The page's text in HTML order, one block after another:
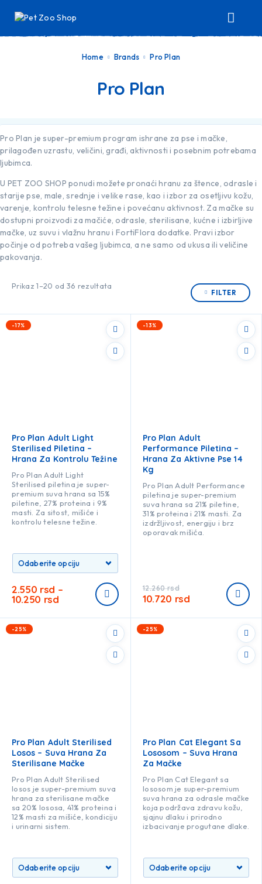
Home Brands Pro Plan
Pro Plan
Pro Plan je super-premium program ishrane za pse i mačke,
prilagođen uzrastu, veličini, građi, aktivnosti i posebnim potrebama
ljubimca.
U PET ZOO SHOP ponudi možete pronaći hranu za štence, odrasle i
starije pse, male, srednje i velike rase, kao i izbor za osetljivu kožu,
varenje, kontrolu telesne težine i povećanu aktivnost. Za mačke su
dostupni proizvodi za mačiće, odrasle, sterilisane, kućne i izbirljive
mačke, uz suvu i vlažnu hranu i FortiFlora dodatke. Pravi izbor
počinje od potreba vašeg ljubimca, a ne samo od ukusa ili veličine
pakovanja.
Prikaz 1–20 od 36 rezultata
FILTER
-17%
Pro Plan Adult Light
Sterilised Piletina –
Hrana Za Kontrolu Težine
Pro Plan Adult Light
Sterilised piletina je super-
premium suva hrana sa 15%
piletine, 27% proteina i 9%
masti. Za sitost, mišiće i
kontrolu telesne težine.
2.550 rsd –
10.250 rsd
-13%
Pro Plan Adult
Performance Piletina –
Hrana Za Aktivne Pse 14
Kg
Pro Plan Adult Performance
piletina je super-premium
suva hrana sa 21% piletine,
31% proteina i 21% masti. Za
izdržljivost, energiju i brz
oporavak mišića.
12.260rsd
10.720 rsd
-25%
Pro Plan Adult Sterilised
Losos – Suva Hrana Za
Sterilisane Mačke
Pro Plan Adult Sterilised
losos je super-premium suva
hrana za sterilisane mačke
sa 20% lososa, 41% proteina i
12% masti za mišiće, kondiciju
i urinarni sistem.
-25%
Pro Plan Cat Elegant Sa
Lososom – Suva Hrana
Za Mačke
Pro Plan Cat Elegant sa
lososom je super-premium
suva hrana za odrasle mačke
koja podržava zdravu kožu,
sjajnu dlaku i prirodno
izbacivanje progutane dlake.